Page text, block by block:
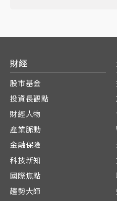
財經
股市基金
投資長觀點
財經人物
產業脈動
金融保險
科技新知
國際焦點
趨勢大師